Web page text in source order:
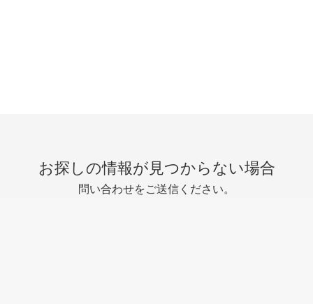
お探しの情報が見つからない場合
問い合わせをご送信ください。